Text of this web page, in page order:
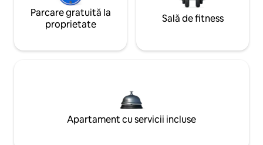
Parcare gratuită la
proprietate
Sală de fitness
Apartament cu servicii incluse